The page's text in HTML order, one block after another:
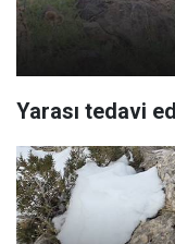
Yarası tedavi